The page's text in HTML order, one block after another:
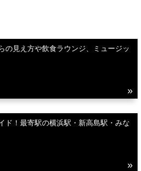
の見え方や飲食ラウンジ、ミュージッ
ド！最寄駅の横浜駅・新高島駅・みな